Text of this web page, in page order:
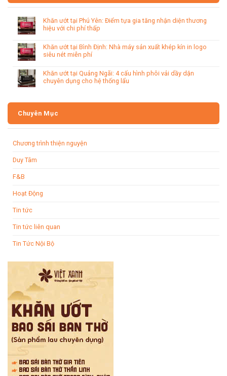
Khăn ướt tại Phú Yên: Điểm tựa gia tăng nhận diện thương
hiệu với chi phí thấp
Khăn ướt tại Bình Định: Nhà máy sản xuất khép kín in logo
siêu nét miễn phí
Khăn ướt tại Quảng Ngãi: 4 cấu hình phôi vải dầy dặn
chuyên dụng cho hệ thống lẩu
Chuyên Mục
Chương trình thiện nguyện
Duy Tâm
F&B
Hoạt Động
Tin tức
Tin tức liên quan
Tin Tức Nội Bộ